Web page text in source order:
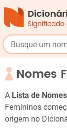
Nomes
A Lista de
Femininos
origem no